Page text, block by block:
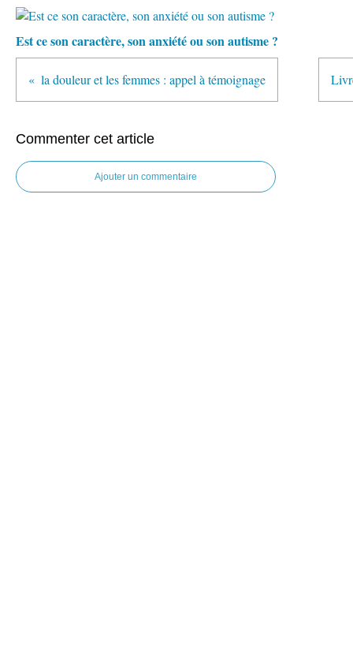
Est ce son caractère, son anxiété ou son autisme ?
la douleur et les femmes : appel à témoignage
Commenter cet article
Ajouter un commentaire